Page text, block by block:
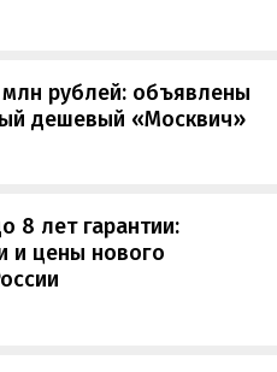
рублей: объявлены
дешевый «Москвич»
8 лет гарантии:
и цены нового